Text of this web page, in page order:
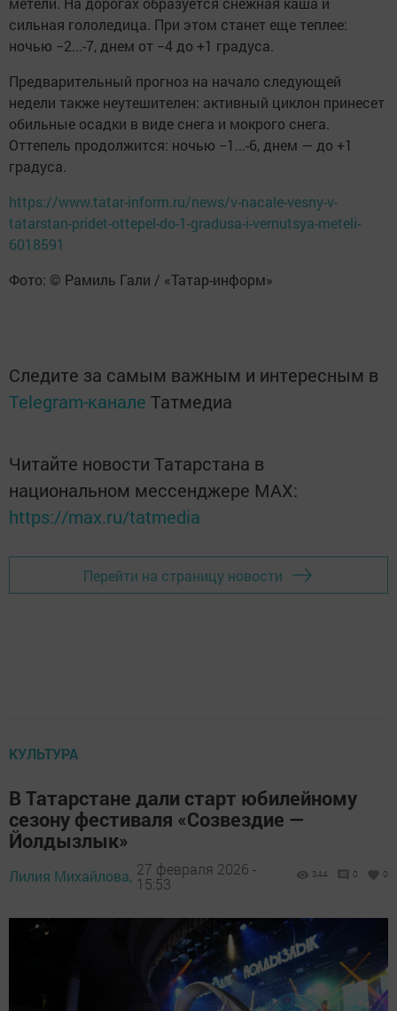
сильная гололедица. При этом станет еще теплее:
ночью −2...-7, днем от −4 до +1 градуса.
Предварительный прогноз на начало следующей
недели также неутешителен: активный циклон принесет
обильные осадки в виде снега и мокрого снега.
Оттепель продолжится: ночью −1...-6, днем — до +1
градуса.
https://www.tatar-inform.ru/news/v-nacale-vesny-v-
tatarstan-pridet-ottepel-do-1-gradusa-i-vernutsya-meteli-
6018591
Фото: © Рамиль Гали / «Татар-информ»
Следите за самым важным и интересным в
Telegram-канале Татмедиа
Читайте новости Татарстана в
национальном мессенджере MАХ:
https://max.ru/tatmedia
Перейти на страницу новости
КУЛЬТУРА
В Татарстане дали старт юбилейному
сезону фестиваля «Созвездие —
Йолдызлык»
Лилия Михайлова, 27 февраля 2026 -
15:53
344 0 0